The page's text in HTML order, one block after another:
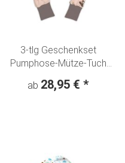
3-tlg Geschenkset
Pumphose-Mütze-Tuch
Hafenkitz & Schmetterlinge
ab 28,95 € *